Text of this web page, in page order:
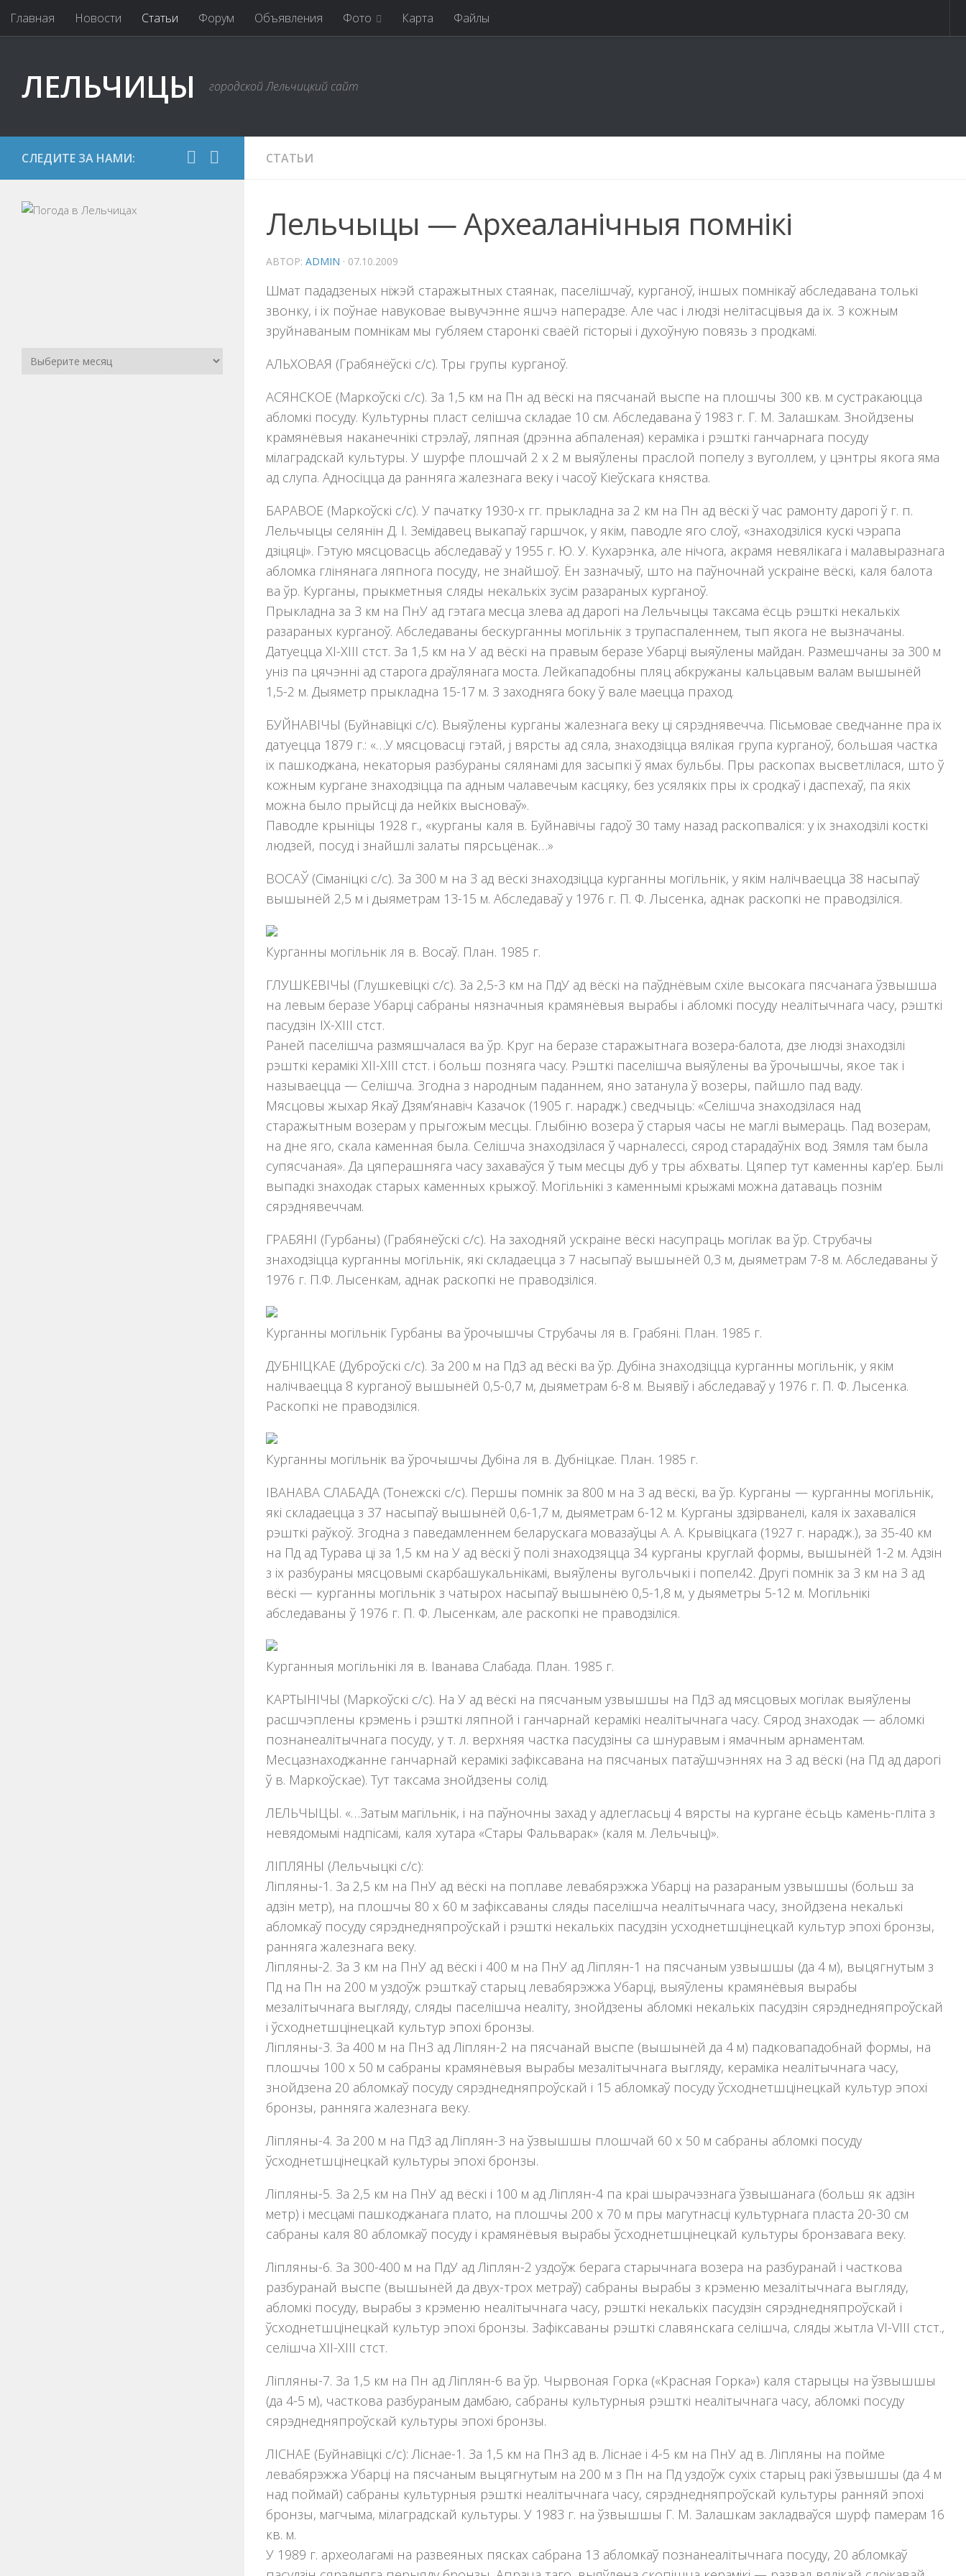
Главная Новости Статьи Форум Объявления Фото Карта Файлы
ЛЕЛЬЧИЦЫ городской Лельчицкий сайт
СТАТЬИ
Лельчыцы — Археаланічныя помнікі
АВТОР: ADMIN · 07.10.2009
Шмат пададзеных ніжэй старажытных стаянак, паселішчаў, курганоў, іншых помнікаў абследавана толькі
звонку, і іх поўнае навуковае вывучэнне яшчэ наперадзе. Але час і людзi нелітасцівыя да іх. З кожным
зруйнаваным помнікам мы губляем старонкі сваёй гісторыі і духоўную повязь з продкамі.
АЛЬХОВАЯ (Грабянёўскі с/с). Тры групы курганоў.
АСЯНСКОЕ (Маркоўскі с/с). За 1,5 км на Пн ад вёскі на пясчанай выспе на плошчы 300 кв. м сустракаюцца
абломкі посуду. Культурны пласт селiшча складае 10 см. Абследавана ў 1983 г. Г. М. Залашкам. Знойдзены
крамянёвыя наканечнiкi стрэлаў, ляпная (дрэнна абпаленая) керамiка i рэшткi ганчарнага посуду
мілаградскай культуры. У шурфе плошчай 2 х 2 м выяўлены праслой попелу з вуголлем, у цэнтры якога яма
ад слупа. Адносiцца да ранняга жалезнага веку i часоў Кiеўскага княства.
БАРАВОЕ (Маркоўскі с/с). У пачатку 1930-х гг. прыкладна за 2 км на Пн ад вёскі ў час рамонту дарогi ў г. п.
Лельчыцы селянiн Д. І. Земiдавец выкапаў гаршчок, у якiм, паводле яго слоў, «знаходзiлiся кускi чэрапа
дзiцяцi». Гэтую мясцовасць абследаваў у 1955 г. Ю. У. Кухарэнка, але нiчога, акрамя невялiкага i малавыразнага
абломка глiнянага ляпнога посуду, не знайшоў. Ён зазначыў, што на паўночнай ускраiне вёскі, каля балота
ва ўр. Курганы, прыкметныя сляды некалькiх зусiм разараных курганоў.
Прыкладна за 3 км на ПнУ ад гэтага месца злева ад дарогi на Лельчыцы таксама ёсць рэшткi некалькiх
разараных курганоў. Абследаваны бескурганны могiльнiк з трупаспаленнем, тып якога не вызначаны.
Датуецца XI-XIII стст. За 1,5 км на У ад вёскі на правым беразе Убарцi выяўлены майдан. Размешчаны за 300 м
унiз па цячэнні ад старога драўлянага моста. Лейкападобны пляц абкружаны кальцавым валам вышынёй
1,5-2 м. Дыяметр прыкладна 15-17 м. З заходняга боку ў вале маецца праход.
БУЙНАВІЧЫ (Буйнавіцкі с/с). Выяўлены курганы жалезнага веку ці сярэднявечча. Пісьмовае сведчанне пра іх
датуецца 1879 г.: «…У мясцовасцi гэтай, ј вярсты ад сяла, знаходзiцца вялiкая група курганоў, большая частка
iх пашкоджана, некаторыя разбураны сялянамi для засыпкi ў ямах бульбы. Пры раскопах высветлiлася, што ў
кожным кургане знаходзiцца па адным чалавечым касцяку, без усялякiх пры iх сродкаў i даспехаў, па якiх
можна было прыйсцi да нейкiх высноваў».
Паводле крыніцы 1928 г., «курганы каля в. Буйнавiчы гадоў 30 таму назад раскопвалiся: у iх знаходзiлi косткi
людзей, посуд i знайшлi залаты пярсьцёнак…»
ВОСАЎ (Сiманiцкi с/с). За 300 м на З ад вёскі знаходзіцца курганны могільнік, у якiм налічваецца 38 насыпаў
вышынёй 2,5 м і дыяметрам 13-15 м. Абследаваў у 1976 г. П. Ф. Лысенка, аднак раскопкi не праводзiлiся.
Курганны могільнік ля в. Восаў. План. 1985 г.
ГЛУШКЕВІЧЫ (Глушкевіцкі с/с). За 2,5-3 км на ПдУ ад вёскі на паўднёвым схіле высокага пясчанага ўзвышша
на левым беразе Убарцi сабраны нязначныя крамянёвыя вырабы і абломкі посуду неалітычнага часу, рэшткі
пасудзін IX-XIII стст.
Раней паселiшча размяшчалася ва ўр. Круг на беразе старажытнага возера-балота, дзе людзі знаходзiлi
рэшткi керамiкi XII-XIII стст. i больш позняга часу. Рэшткi паселiшча выяўлены ва ўрочышчы, якое так i
называецца — Селiшча. Згодна з народным паданнем, яно затанула ў возеры, пайшло пад ваду.
Мясцовы жыхар Якаў Дзям’янавіч Казачок (1905 г. нарадж.) сведчыць: «Селiшча знаходзiлася над
старажытным возерам у прыгожым месцы. Глыбiню возера ў старыя часы не маглi вымераць. Пад возерам,
на дне яго, скала каменная была. Селiшча знаходзiлася ў чарналессi, сярод старадаўнiх вод. Зямля там была
супясчаная». Да цяперашняга часу захаваўся ў тым месцы дуб у тры абхваты. Цяпер тут каменны кар’ер. Былі
выпадкі знаходак старых каменных крыжоў. Могiльнiкi з каменнымi крыжамi можна датаваць познiм
сярэднявеччам.
ГРАБЯНІ (Гурбаны) (Грабянёўскі с/с). На заходняй ускраіне вёскі насупраць могілак ва ўр. Струбачы
знаходзіцца курганны могільнік, які складаецца з 7 насыпаў вышынёй 0,3 м, дыяметрам 7-8 м. Абследаваны ў
1976 г. П.Ф. Лысенкам, аднак раскопкi не праводзiлiся.
Курганны могільнік Гурбаны ва ўрочышчы Струбачы ля в. Грабяні. План. 1985 г.
ДУБНІЦКАЕ (Дуброўскі с/с). За 200 м на ПдЗ ад вёскі ва ўр. Дубіна знаходзіцца курганны могільнік, у якім
налічваецца 8 курганоў вышынёй 0,5-0,7 м, дыяметрам 6-8 м. Выявіў і абследаваў у 1976 г. П. Ф. Лысенка.
Раскопкі не праводзіліся.
Курганны могільнік ва ўрочышчы Дубіна ля в. Дубніцкае. План. 1985 г.
ІВАНАВА СЛАБАДА (Тонежскi с/с). Першы помнік за 800 м на З ад вёскі, ва ўр. Курганы — курганны могільнік,
які складаецца з 37 насыпаў вышынёй 0,6-1,7 м, дыяметрам 6-12 м. Курганы здзiрванелi, каля iх захавалiся
рэшткi раўкоў. Згодна з паведамленнем беларускага мовазаўцы А. А. Крывiцкага (1927 г. нарадж.), за 35-40 км
на Пд ад Турава ці за 1,5 км на У ад вёскі ў полi знаходзяцца 34 курганы круглай формы, вышынёй 1-2 м. Адзiн
з іх разбураны мясцовымi скарбашукальнiкамi, выяўлены вугольчыкi i попел42. Другі помнік за 3 км на З ад
вёскі — курганны могільнік з чатырох насыпаў вышынёю 0,5-1,8 м, у дыяметры 5-12 м. Могiльнiкi
абследаваны ў 1976 г. П. Ф. Лысенкам, але раскопкi не праводзiлiся.
Курганныя могільнікі ля в. Іванава Слабада. План. 1985 г.
КАРТЫНІЧЫ (Маркоўскі с/с). На У ад вёскі на пясчаным узвышшы на ПдЗ ад мясцовых могілак выяўлены
расшчэплены крэмень і рэшткі ляпной i ганчарнай керамiкi неалітычнага часу. Сярод знаходак — абломкi
познанеалiтычнага посуду, у т. л. верхняя частка пасудзіны са шнуравым i ямачным арнаментам.
Месцазнаходжанне ганчарнай керамiкi зафiксавана на пясчаных патаўшчэннях на З ад вёскi (на Пд ад дарогi
ў в. Маркоўскае). Тут таксама знойдзены солiд.
ЛЕЛЬЧЫЦЫ. «…Затым магiльнiк, i на паўночны захад у адлегласьцi 4 вярсты на кургане ёсьць камень-плiта з
невядомымi надпiсамi, каля хутара «Стары Фальварак» (каля м. Лельчыц)».
ЛІПЛЯНЫ (Лельчыцкі с/с):
Ліпляны-1. За 2,5 км на ПнУ ад вёскі на поплаве левабярэжжа Убарці на разараным узвышшы (больш за
адзін метр), на плошчы 80 х 60 м зафіксаваны сляды паселішча неалітычнага часу, знойдзена некалькі
абломкаў посуду сярэднедняпроўскай і рэшткі некалькіх пасудзін усходнетшцінецкай культур эпохі бронзы,
ранняга жалезнага веку.
Ліпляны-2. За 3 км на ПнУ ад вёскі і 400 м на ПнУ ад Ліплян-1 на пясчаным узвышшы (да 4 м), выцягнутым з
Пд на Пн на 200 м уздоўж рэшткаў старыц левабярэжжа Убарці, выяўлены крамянёвыя вырабы
мезалітычнага выгляду, сляды паселішча неаліту, знойдзены абломкі некалькіх пасудзін сярэднедняпроўскай
і ўсходнетшцінецкай культур эпохі бронзы.
Ліпляны-3. За 400 м на ПнЗ ад Ліплян-2 на пясчанай выспе (вышынёй да 4 м) падковападобнай формы, на
плошчы 100 х 50 м сабраны крамянёвыя вырабы мезалітычнага выгляду, кераміка неалітычнага часу,
знойдзена 20 абломкаў посуду сярэднедняпроўскай і 15 абломкаў посуду ўсходнетшцінецкай культур эпохі
бронзы, ранняга жалезнага веку.
Ліпляны-4. За 200 м на ПдЗ ад Ліплян-3 на ўзвышшы плошчай 60 х 50 м сабраны абломкі посуду
ўсходнетшцінецкай культуры эпохі бронзы.
Ліпляны-5. За 2,5 км на ПнУ ад вёскі і 100 м ад Ліплян-4 па краі шырачэзнага ўзвышанага (больш як адзін
метр) і месцамі пашкоджанага плато, на плошчы 200 х 70 м пры магутнасці культурнага пласта 20-30 см
сабраны каля 80 абломкаў посуду і крамянёвыя вырабы ўсходнетшцінецкай культуры бронзавага веку.
Ліпляны-6. За 300-400 м на ПдУ ад Ліплян-2 уздоўж берага старычнага возера на разбуранай і часткова
разбуранай выспе (вышынёй да двух-трох метраў) сабраны вырабы з крэменю мезалітычнага выгляду,
абломкі посуду, вырабы з крэменю неалітычнага часу, рэшткі некалькіх пасудзін сярэднедняпроўскай і
ўсходнетшцінецкай культур эпохі бронзы. Зафіксаваны рэшткі славянскага селішча, сляды жытла VI-VIII стст.,
селішча XII-XIII стст.
Ліпляны-7. За 1,5 км на Пн ад Ліплян-6 ва ўр. Чырвоная Горка («Красная Горка») каля старыцы на ўзвышшы
(да 4-5 м), часткова разбураным дамбаю, сабраны культурныя рэшткі неалітычнага часу, абломкі посуду
сярэднедняпроўскай культуры эпохі бронзы.
ЛІСНАЕ (Буйнавiцкi с/с): Ліснае-1. За 1,5 км на ПнЗ ад в. Ліснае і 4-5 км на ПнУ ад в. Лiпляны на пойме
левабярэжжа Убарцi на пясчаным выцягнутым на 200 м з Пн на Пд уздоўж сухiх старыц ракi ўзвышшы (да 4 м
над поймай) сабраны культурныя рэшткі неалітычнага часу, сярэднедняпроўскай культуры ранняй эпохі
бронзы, магчыма, мілаградскай культуры. У 1983 г. на ўзвышшы Г. М. Залашкам закладваўся шурф памерам 16
кв. м.
У 1989 г. археолагамі на развеяных пясках сабрана 13 абломкаў познанеалiтычнага посуду, 20 абломкаў
СЛЕДИТЕ ЗА НАМИ: